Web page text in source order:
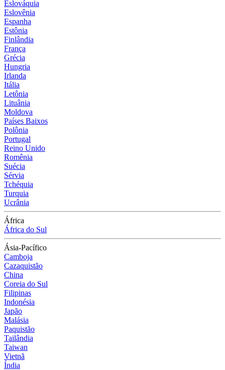
Eslováquia
Eslovênia
Espanha
Estônia
Finlândia
França
Grécia
Hungria
Irlanda
Itália
Letônia
Lituânia
Moldova
Países Baixos
Polônia
Portugal
Reino Unido
Romênia
Suécia
Sérvia
Tchéquia
Turquia
Ucrânia
África
África do Sul
Ásia-Pacífico
Camboja
Cazaquistão
China
Coreia do Sul
Filipinas
Indonésia
Japão
Malásia
Paquistão
Tailândia
Taiwan
Vietnã
Índia